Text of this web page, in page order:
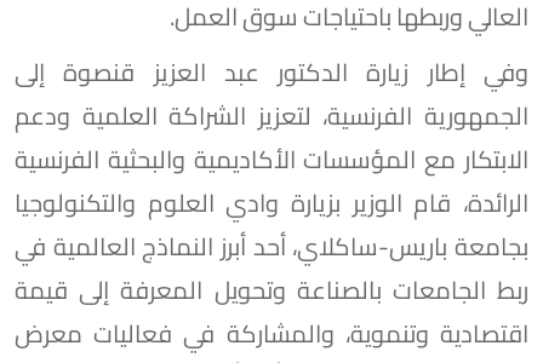
العالي وربطها باحتياجات سوق العمل.
وفي إطار زيارة الدكتور عبد العزيز قنصوة إلى
الجمهورية الفرنسية، لتعزيز الشراكة العلمية ودعم
الابتكار مع المؤسسات الأكاديمية والبحثية الفرنسية
الرائدة، قام الوزير بزيارة وادي العلوم والتكنولوجيا
بجامعة باريس-ساكلاي، أحد أبرز النماذج العالمية في
ربط الجامعات بالصناعة وتحويل المعرفة إلى قيمة
اقتصادية وتنموية، والمشاركة في فعاليات معرض